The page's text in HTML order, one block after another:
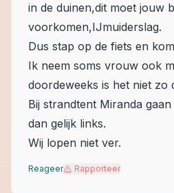
in de duinen,dit moet jouw
voorkomen,IJmuiderslag.
Dus stap op de fiets en
Ik neem soms vrouw ook
doordeweeks is het niet zo
Bij strandtent Miranda
dan gelijk links.
Wij lopen niet ver.
Reageer Rapporteer